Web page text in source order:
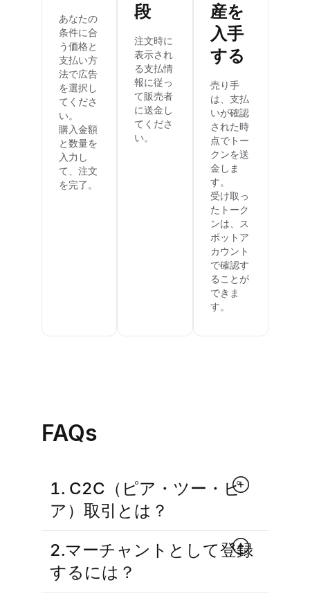
あなたの
条件に合
う価格と
支払い方
法で広告
を選択し
てくださ
い。
購入金額
と数量を
入力し
て、注文
を完了。
段
注文時に
表示され
る支払情
報に従っ
て販売者
に送金し
てくださ
い。
産を
入手
する
売り手
は、支払
いが確認
された時
点でトー
クンを送
金しま
す。
受け取っ
たトーク
ンは、ス
ポットア
カウント
で確認す
ることが
できま
す。
FAQs
1. C2C（ピア・ツー・ピ
ア）取引とは？
2.マーチャントとして登録
するには？